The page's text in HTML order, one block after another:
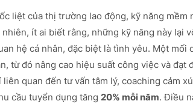
liệt của thị trường lao động, kỹ năng mềm
ít ai biết rằng, những kỹ năng này lại
hệ cá nhân, đặc biệt là tình yêu. Một mối
từ đó nâng cao hiệu suất công việc và đạt
quan đến tư vấn tâm lý, coaching cảm
cầu tuyển dụng tăng 20% mỗi năm. Điều